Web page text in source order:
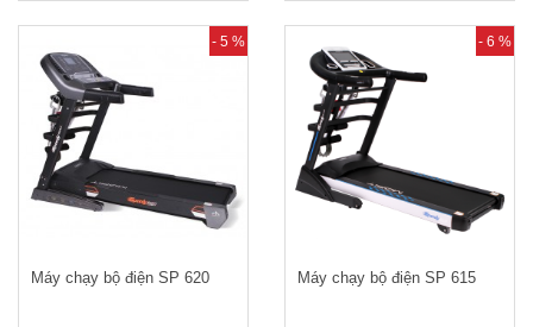
- 5 %
Máy chạy bộ điện SP 620
- 6 %
Máy chạy bộ điện SP 615